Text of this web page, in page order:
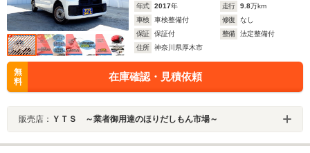
年式 2017年 走行 9.8万km
車検
車検整備付 修復
なし
保証
保証付 整備
法定整備付
住所
神奈川県厚木市
無
料
在庫確認・見積依頼
販売店： ＹＴＳ ～業者御用達のほりだしもん市場～